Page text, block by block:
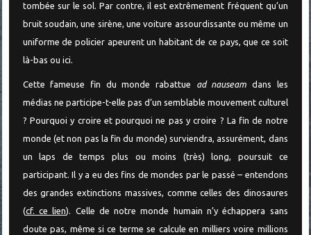
tombée sur le sol. Par contre, il est extrêmement fréquent qu’un
bruit soudain, une sirène, une voiture assourdissante ou même un
uniforme de policier apeurent un habitant de ce pays, que ce soit
là-bas ou ici.
Cette fameuse fin du monde rabattue ad nauseam dans les
médias ne participe-t-elle pas d’un semblable mouvement culturel
? Pourquoi y croire et pourquoi ne pas y croire ? La fin de notre
monde (et non pas la fin du monde) surviendra, assurément, dans
un laps de temps plus ou moins (très) long, poursuit ce
participant. Il y a eu des fins de mondes par le passé – entendons
des grandes extinctions massives, comme celles des dinosaures
(cf. ce lien). Celle de notre monde humain n’y échappera sans
doute pas, même si ce terme se calcule en milliers voire millions